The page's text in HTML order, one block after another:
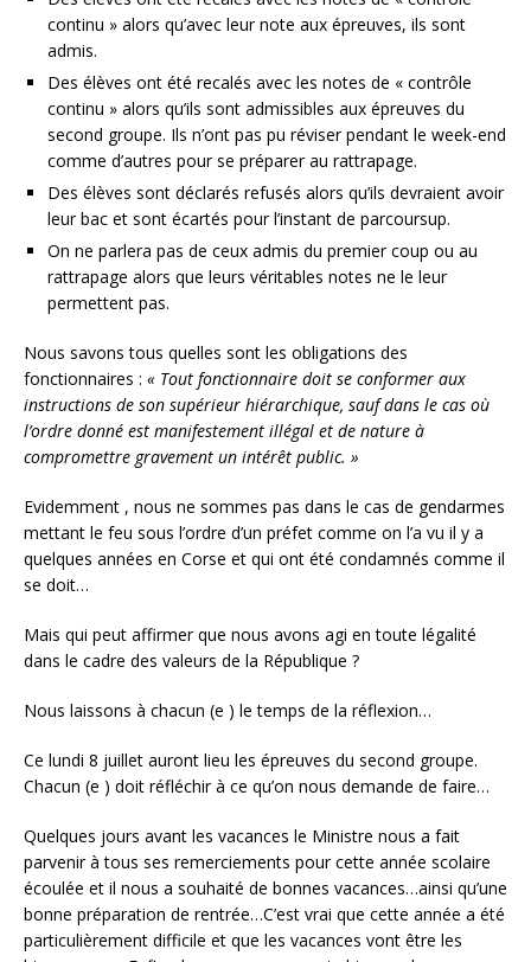
continu » alors qu’avec leur note aux épreuves, ils sont
admis.
Des élèves ont été recalés avec les notes de « contrôle
continu » alors qu’ils sont admissibles aux épreuves du
second groupe. Ils n’ont pas pu réviser pendant le week-end
comme d’autres pour se préparer au rattrapage.
Des élèves sont déclarés refusés alors qu’ils devraient avoir
leur bac et sont écartés pour l’instant de parcoursup.
On ne parlera pas de ceux admis du premier coup ou au
rattrapage alors que leurs véritables notes ne le leur
permettent pas.
Nous savons tous quelles sont les obligations des
fonctionnaires : « Tout fonctionnaire doit se conformer aux
instructions de son supérieur hiérarchique, sauf dans le cas où
l’ordre donné est manifestement illégal et de nature à
compromettre gravement un intérêt public. »
Evidemment , nous ne sommes pas dans le cas de gendarmes
mettant le feu sous l’ordre d’un préfet comme on l’a vu il y a
quelques années en Corse et qui ont été condamnés comme il
se doit…
Mais qui peut affirmer que nous avons agi en toute légalité
dans le cadre des valeurs de la République ?
Nous laissons à chacun (e ) le temps de la réflexion…
Ce lundi 8 juillet auront lieu les épreuves du second groupe.
Chacun (e ) doit réfléchir à ce qu’on nous demande de faire…
Quelques jours avant les vacances le Ministre nous a fait
parvenir à tous ses remerciements pour cette année scolaire
écoulée et il nous a souhaité de bonnes vacances…ainsi qu’une
bonne préparation de rentrée…C’est vrai que cette année a été
particulièrement difficile et que les vacances vont être les